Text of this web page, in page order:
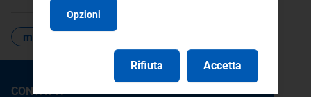
mercati ingrosso
CONTATTI
Opzioni
Rifiuta Accetta